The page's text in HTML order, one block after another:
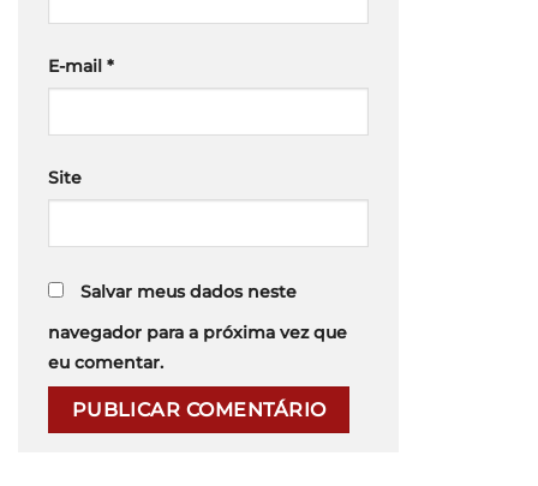
E-mail *
Site
Salvar meus dados neste
navegador para a próxima vez que
eu comentar.